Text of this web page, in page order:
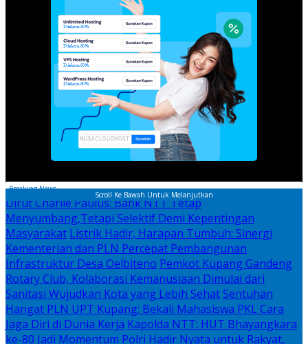
Scroll Ke Bawah Untuk Melanjutkan
Breaking News
Dirut Charlie Paulus: Bank NTT Tetap
Menyumbang,Tetapi Selektif Demi Kepentingan
Masyarakat Listrik Hadir, Harapan Tumbuh: Sinergi
Kementerian dan PLN Percepat Pembangunan
Infrastruktur Desa Oelbiteno Pemkot Kupang Gandeng
Rotary Club, Kolaborasi Kemanusiaan Dimulai dari
Sanitasi Wujudkan Kota yang Lebih Sehat Sentuhan
Hangat PLN UPT Kupang: Bekali Mahasiswa PKL Cara
Jaga Diri di Dunia Kerja Kapolda NTT: HUT Bhayangkara
ke-80 Jadi Momentum Polri Hadir Nyata untuk Rakyat,